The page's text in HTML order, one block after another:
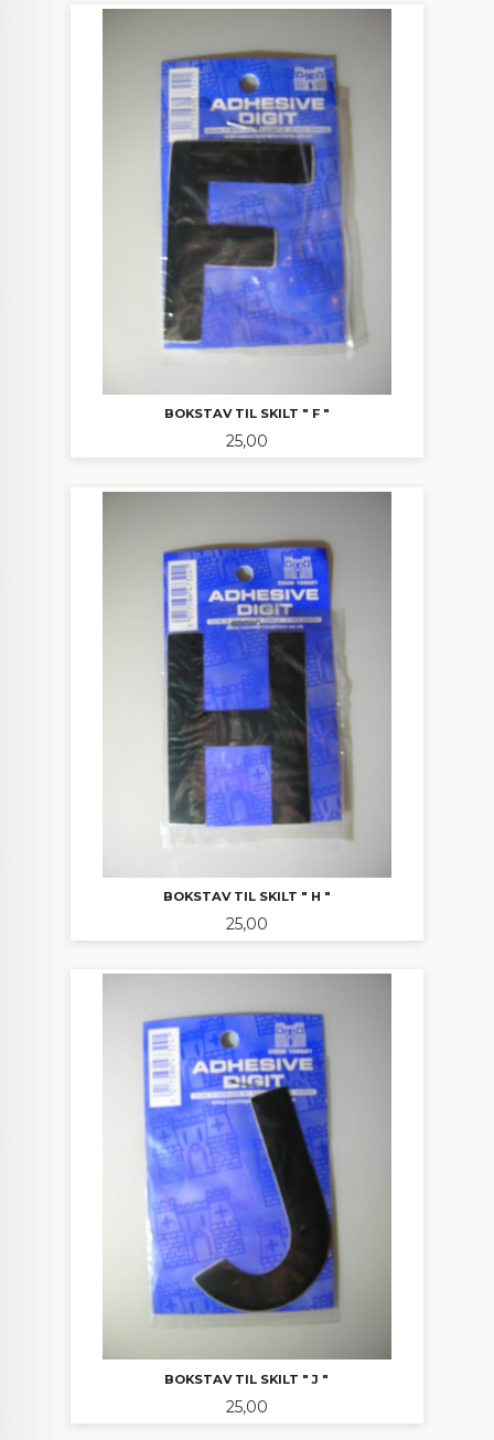
BOKSTAV TIL SKILT " F "
Pris
25,00
BOKSTAV TIL SKILT " H "
Pris
25,00
BOKSTAV TIL SKILT " J "
Pris
25,00